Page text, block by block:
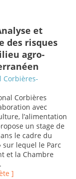
et
des risques
agro-
Corbières-
Corbières
avec
l’alimentation
un stage de
le cadre du
sur lequel le Parc
et la Chambre
]